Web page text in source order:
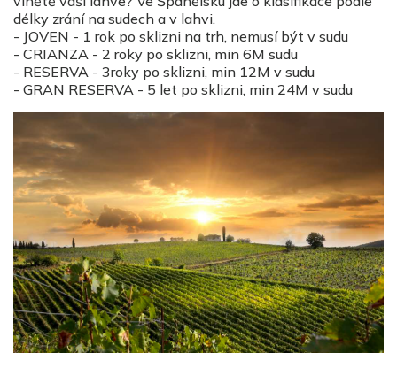
délky zrání na sudech a v lahvi.
- JOVEN - 1 rok po sklizni na trh, nemusí být v sudu
- CRIANZA - 2 roky po sklizni, min 6M sudu
- RESERVA - 3roky po sklizni, min 12M v sudu
- GRAN RESERVA - 5 let po sklizni, min 24M v sudu